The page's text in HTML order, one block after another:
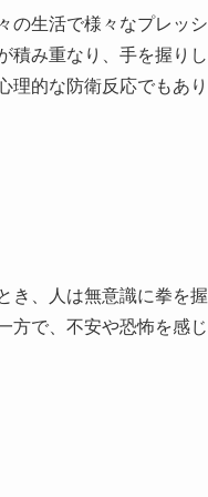
の生活で様々なプレッシ
積み重なり、手を握りし
理的な防衛反応でもあり
き、人は無意識に拳を握
方で、不安や恐怖を感じ